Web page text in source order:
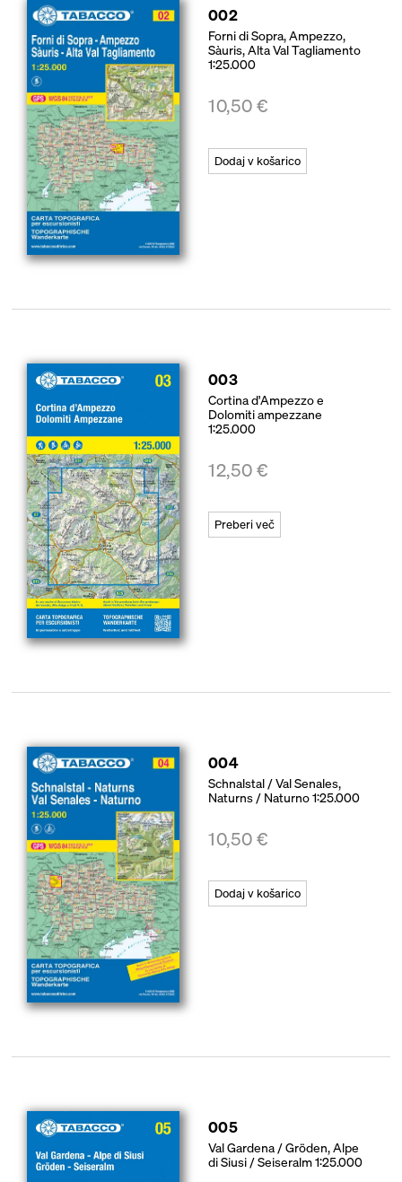
002
Forni di Sopra, Ampezzo,
Sàuris, Alta Val Tagliamento
1:25.000
10,50€
Dodaj v košarico
003
Cortina d'Ampezzo e
Dolomiti ampezzane
1:25.000
12,50€
Preberi več
004
Schnalstal / Val Senales,
Naturns / Naturno 1:25.000
10,50€
Dodaj v košarico
005
Val Gardena / Gröden, Alpe
di Siusi / Seiseralm 1:25.000